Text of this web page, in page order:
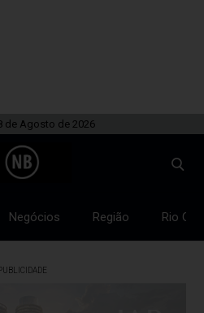
de Agosto de 2026
Negócios Região Rio
PUBLICIDADE